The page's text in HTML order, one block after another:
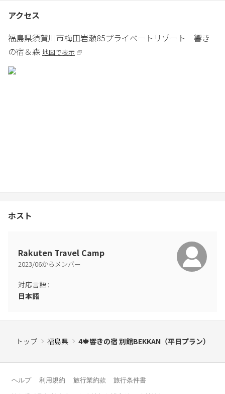
事前にご相談ください。
※チェックインの際は一旦、響きの宿の受付へお越しください。
ご案内致します。
《レンタル》
（BBQコンロ、網（600×900mm）1枚、炭6kg、トング、軍手、
着火剤、マッチ）
※食材・調味料は各自お願いいたします。
・サウナポンチョ 1,100円
・サウナ短パン 770円
《販売》
・薪 5束分相当 3,850円
・薪 20束分相当 11,000円
アクセス
福島県須賀川市梅田岩瀬85プライベートリゾート 響き
の宿＆森 地図で表示
ホスト
Rakuten Travel Camp
2023/06からメンバー
対応言語 :
日本語
トップ 福島県 4🍁響きの宿 別館BEKKAN（平日プラン）
ヘルプ 利用規約 旅行業約款 旅行条件書